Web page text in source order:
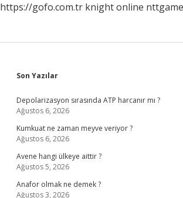
https://gofo.com.tr knight online nttgame
Sidebar
Son Yazılar
Depolarizasyon sırasında ATP harcanır mı ?
Ağustos 6, 2026
Kumkuat ne zaman meyve veriyor ?
Ağustos 6, 2026
Avene hangi ülkeye aittir ?
Ağustos 5, 2026
Anafor olmak ne demek ?
Ağustos 3, 2026